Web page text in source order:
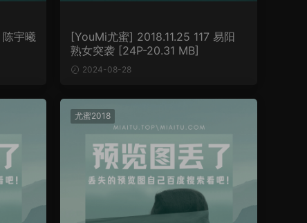
陈宇曦
[YouMi尤蜜] 2018.11.25 117 易阳
熟女突袭 [24P-20.31 MB]
2024-08-28
尤蜜2018